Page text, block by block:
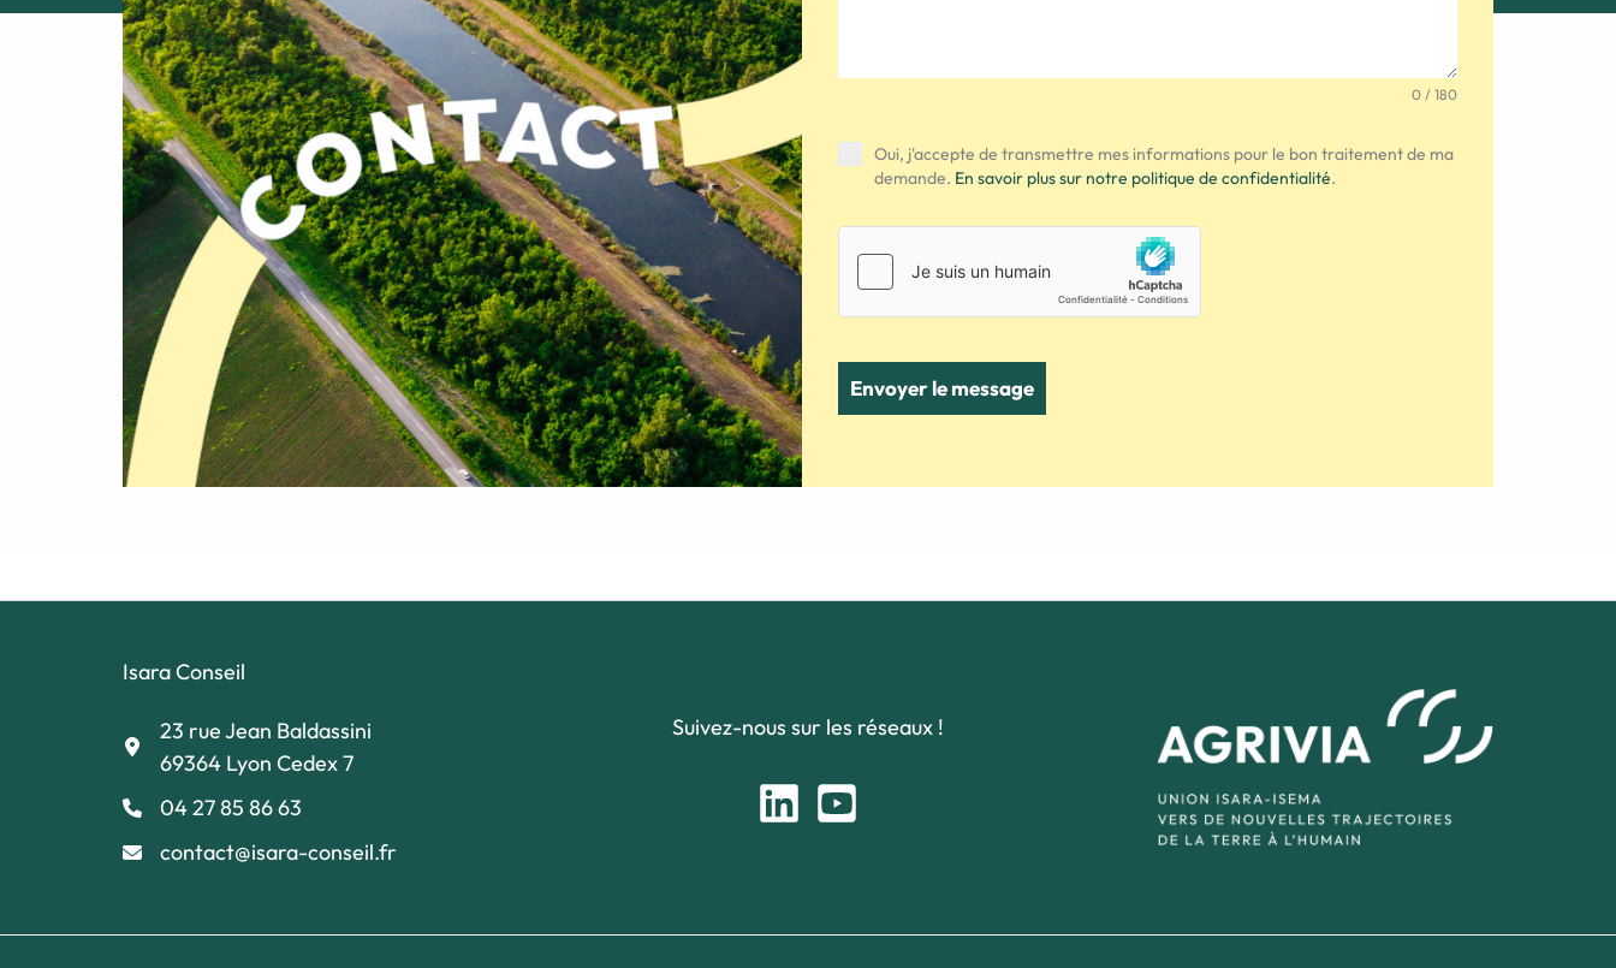
0 / 180
Oui, j'accepte de transmettre mes informations pour le bon traitement de ma
demande. En savoir plus sur notre politique de confidentialité.
Envoyer le message
Isara Conseil
23 rue Jean Baldassini
69364 Lyon Cedex 7
04 27 85 86 63
contact@isara-conseil.fr
Suivez-nous sur les réseaux !